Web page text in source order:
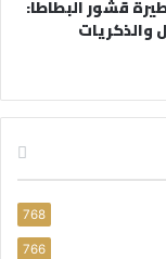
قشور البطاطا:
والذكريات
768
766